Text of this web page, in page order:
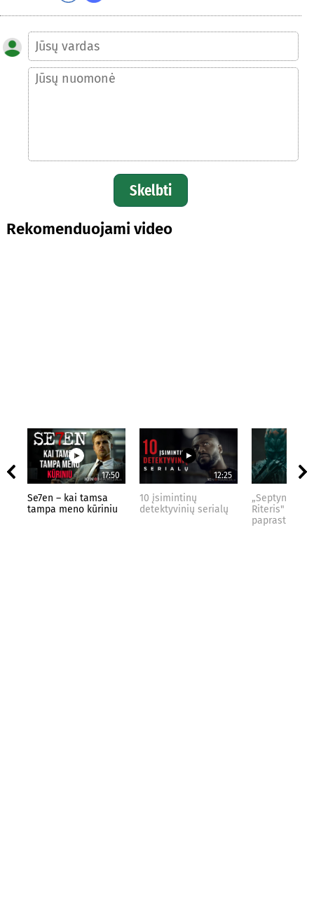
Skelbti
Rekomenduojami video
17:50
Se7en – kai tamsa
tampa meno kūriniu
12:25
10 įsimintinų
detektyvinių serialų
„Septynių
Riteris" – kai
paprastumas